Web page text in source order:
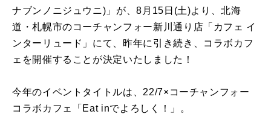
ナブンノニジュウニ) 」が、8月 15 日 (土)より、北海
道・札幌市のコーチャンフォー新川通り店「カフェ イ
ンターリュード」にて、昨年に引き続き、コラボカフ
ェを開催することが決定いたしました！
今年のイベントタイトルは、 22/7× コーチャンフォー
コラボカフェ「 Eat inでよろしく！」。